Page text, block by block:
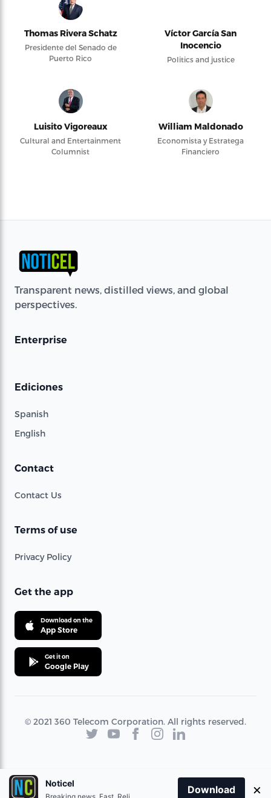
Thomas Rivera Schatz
Presidente del Senado de
Puerto Rico
Víctor García San
Inocencio
Politics and justice
Luisito Vigoreaux
Cultural and Entertainment
Columnist
William Maldonado
Economista y Estratega
Financiero
Transparent news, distilled views, and global
perspectives.
Enterprise
Ediciones
Spanish
English
Contact
Contact Us
Terms of use
Privacy Policy
Get the app
Download on the
App Store
Get it on
Google Play
© 2021 360 Telecom Corporation. All rights reserved.
Noticel
Download ×